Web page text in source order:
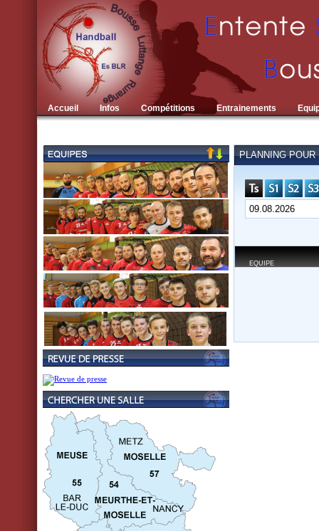
Accueil Infos Compétitions Entrainements
PLANNING POUR
EQUIPE